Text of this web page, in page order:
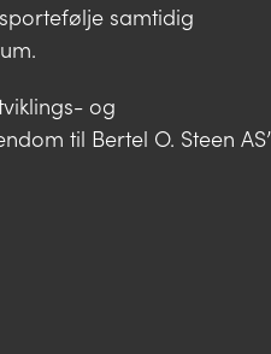
samtidig
og
til Bertel O. Steen AS’